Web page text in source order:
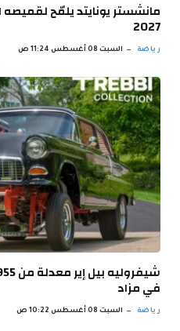
2027
رياضة السبت 08 أغسطس 11:24 ص
في مزاد
رياضة السبت 08 أغسطس 10:22 ص